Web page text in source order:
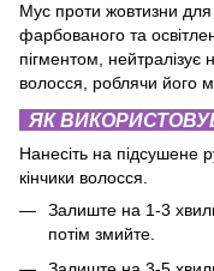
Мус проти жовтизни для
фарбованого та
пігментом, нейтралізує
волосся, роблячи його
ЯК
Нанесіть на підсушене
кінчики волосся.
Залиште на 1-3
потім змийте.